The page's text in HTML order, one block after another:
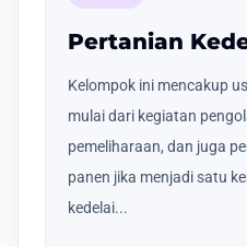
Pertanian
Kelompok ini mencakup
mulai dari kegiatan
pemeliharaan, dan juga
panen jika menjadi satu
kedelai...